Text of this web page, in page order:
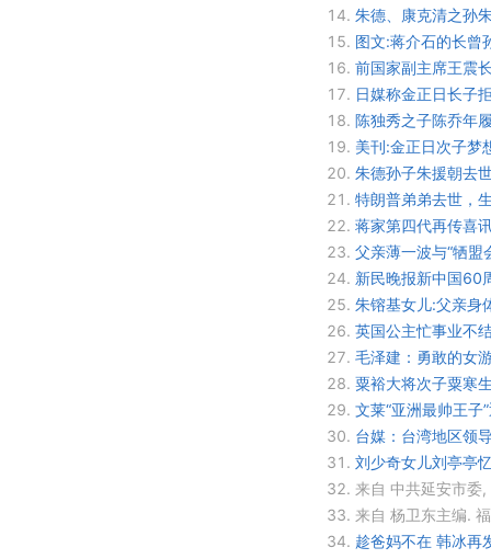
14. 朱德、康克清之孙
15. 图文:蒋介石的长曾
16. 前国家副主席王震
17. 日媒称金正日长子
18. 陈独秀之子陈乔年
19. 美刊:金正日次子
20. 朱德孙子朱援朝去
21. 特朗普弟弟去世，
22. 蒋家第四代再传喜
23. 父亲薄一波与“牺盟
24. 新民晚报新中国60
25. 朱镕基女儿:父亲身
26. 英国公主忙事业不
27. 毛泽建：勇敢的女
28. 粟裕大将次子粟寒
29. 文莱“亚洲最帅王
30. 台媒：台湾地区领
31. 刘少奇女儿刘亭亭
32. 来自 中共延安市委
33. 来自 杨卫东主编.
34. 趁爸妈不在 韩冰再